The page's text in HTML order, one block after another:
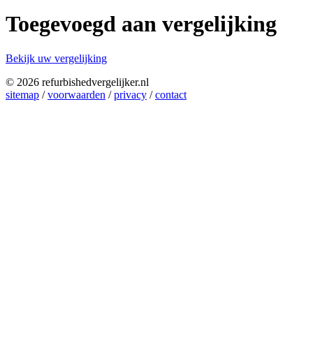
Toegevoegd aan vergelijking
Bekijk uw vergelijking
© 2026 refurbishedvergelijker.nl
sitemap /voorwaarden /privacy /contact